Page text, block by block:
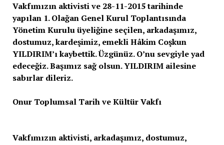
Vakfımızın aktivisti ve 28-11-2015 tarihinde
yapılan 1. Olağan Genel Kurul Toplantısında
Yönetim Kurulu üyeliğine seçilen, arkadaşımız,
dostumuz, kardeşimiz, emekli Hâkim Coşkun
YILDIRIM’ı kaybettik. Üzgünüz. O’nu sevgiyle yad
edeceğiz. Başımız sağ olsun. YILDIRIM ailesine
sabırlar dileriz.
Onur Toplumsal Tarih ve Kültür Vakfı
Vakfımızın aktivisti, arkadaşımız, dostumuz,